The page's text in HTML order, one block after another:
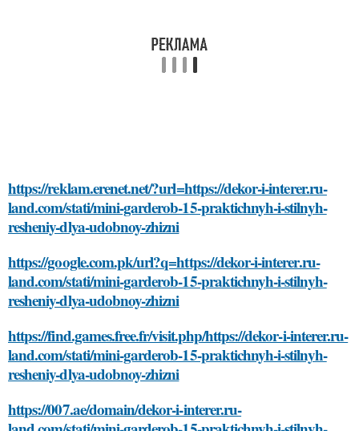
https://reklam.erenet.net/?url=https://dekor-i-interer.ru-
land.com/stati/mini-garderob-15-praktichnyh-i-stilnyh-
resheniy-dlya-udobnoy-zhizni
https://google.com.pk/url?q=https://dekor-i-interer.ru-
land.com/stati/mini-garderob-15-praktichnyh-i-stilnyh-
resheniy-dlya-udobnoy-zhizni
https://find.games.free.fr/visit.php/https://dekor-i-interer.ru-
land.com/stati/mini-garderob-15-praktichnyh-i-stilnyh-
resheniy-dlya-udobnoy-zhizni
https://007.ae/domain/dekor-i-interer.ru-